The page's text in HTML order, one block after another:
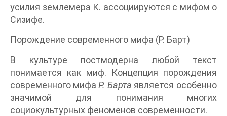
усилия землемера К. ассоциируются с мифом о
Сизифе.
Порождение современного мифа (Р. Барт)
В культуре постмодерна любой текст
понимается как миф. Концепция порождения
современного мифа Р. Барта является особенно
значимой для понимания многих
социокультурных феноменов современности.